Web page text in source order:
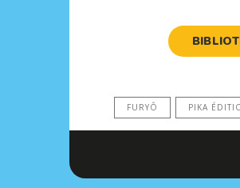
FURYÔ PIKA